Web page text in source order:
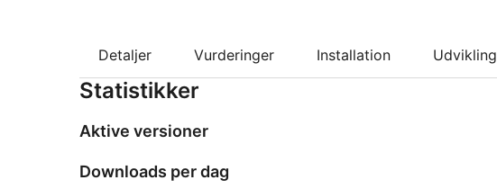
Detaljer Vurderinger Installation Udvikling
Statistikker
Aktive versioner
Downloads per dag